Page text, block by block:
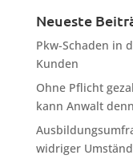
Neueste
Pkw-Schaden in
Kunden
Ohne Pflicht
kann Anwalt
widriger